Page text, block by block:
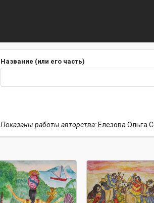
Название (или его часть)
Показаны работы авторства:Елезова Ольга